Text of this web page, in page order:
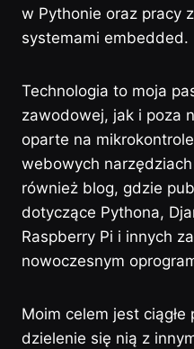
w Pythonie oraz pracy
systemami embedded.
Technologia to moja
zawodowej, jak i poza
oparte na
webowych
również blog, gdzie
dotyczące Pythona,
Raspberry Pi i innych
nowoczesnym
Moim celem jest
dzielenie się nią z